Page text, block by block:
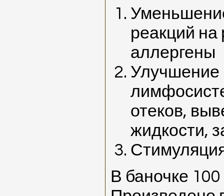
реакций
аллергены
Улучшение
отеков,
жидкости,
В баночке 100